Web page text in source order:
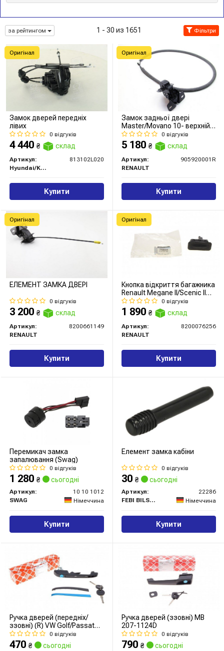
за рейтингом 1 - 30 из 1651 Фільтри
Замок дверей передніх
лівих
0 відгуків
4 440 ₴ склад
Артикул:
813102L020
Hyundai/Kia/Mobis
Купити
Оригінал
Замок задньої двері
Master/Movano 10- верхній
Пр.
0 відгуків
5 180 ₴ склад
Артикул:
905920001R
RENAULT
Купити
Оригінал
ЕЛЕМЕНТ ЗАМКА ДВЕРІ
0 відгуків
3 200 ₴ склад
Артикул:
8200661149
RENAULT
Купити
Оригінал
Кнопка відкриття багажника
Renault Megane II/Scenic II
03-
0 відгуків
1 890 ₴ склад
Артикул:
8200076256
RENAULT
Купити
Оригінал
Перемикач замка
запалювання (Swag)
0 відгуків
1 280 ₴ сьогодні
Артикул:
10 10 1012
SWAG
Німеччина
Купити
Елемент замка кабіни
0 відгуків
30 ₴ сьогодні
Артикул:
22286
FEBI BILSTEIN
Німеччина
Купити
Ручка дверей (передніх/
ззовні) (R) VW Golf/Passat
83-88
0 відгуків
470 ₴ сьогодні
Ручка дверей (ззовні) MB
207-1124D
0 відгуків
790 ₴ сьогодні